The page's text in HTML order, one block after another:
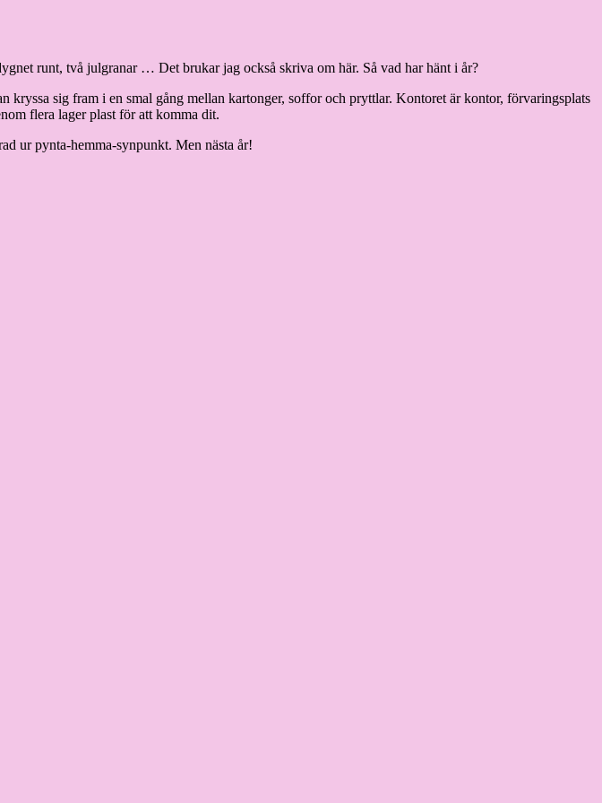
runt, två julgranar … Det brukar jag också skriva om här. Så vad har hänt i år?
sig fram i en smal gång mellan kartonger, soffor och pryttlar. Kontoret är kontor, förvaringsplats
flera lager plast för att komma dit.
ur pynta-hemma-synpunkt. Men nästa år!